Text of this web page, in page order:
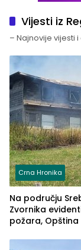
Vijesti iz
– Najnovije vijesti
Crna Hronika
Na području
Zvornika
požara,